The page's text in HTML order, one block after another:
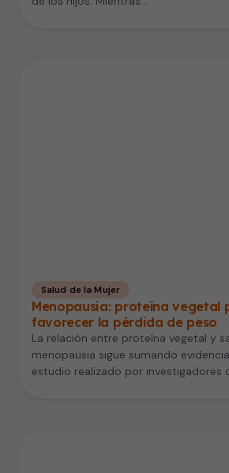
Salud de la Mujer
Menopausia: proteína vegetal
favorecer la pérdida de peso
La relación entre proteína vegetal y
menopausia sigue sumando
estudio realizado por investigadores